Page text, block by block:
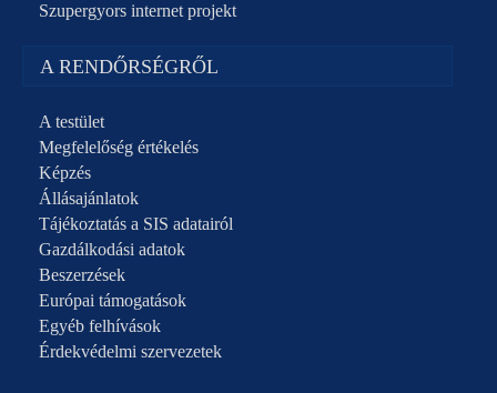
Szupergyors internet projekt
A RENDŐRSÉGRŐL
A testület
Megfelelőség értékelés
Képzés
Állásajánlatok
Tájékoztatás a SIS adatairól
Gazdálkodási adatok
Beszerzések
Európai támogatások
Egyéb felhívások
Érdekvédelmi szervezetek